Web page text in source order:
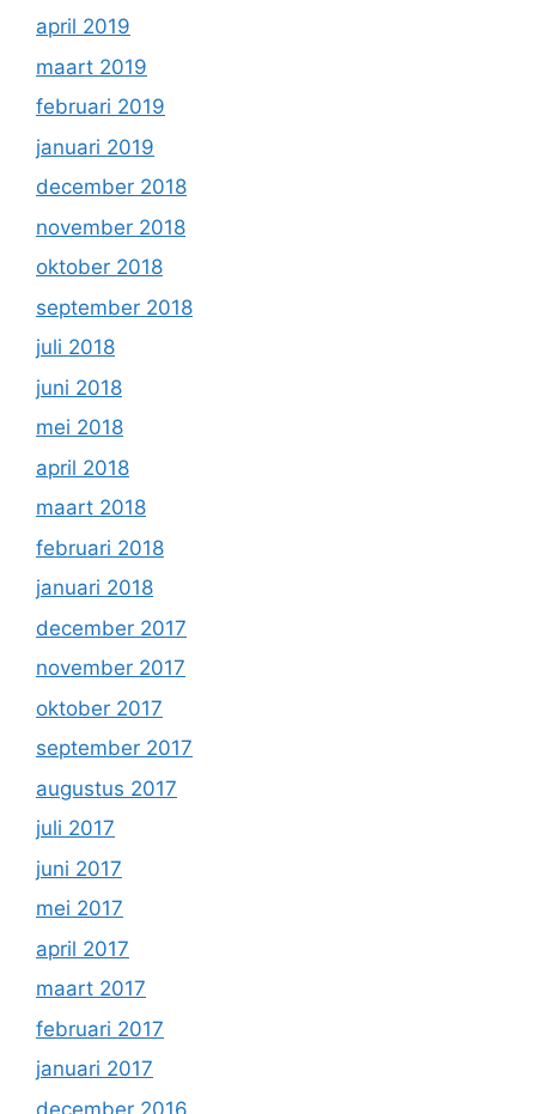
april 2019
maart 2019
februari 2019
januari 2019
december 2018
november 2018
oktober 2018
september 2018
juli 2018
juni 2018
mei 2018
april 2018
maart 2018
februari 2018
januari 2018
december 2017
november 2017
oktober 2017
september 2017
augustus 2017
juli 2017
juni 2017
mei 2017
april 2017
maart 2017
februari 2017
januari 2017
december 2016